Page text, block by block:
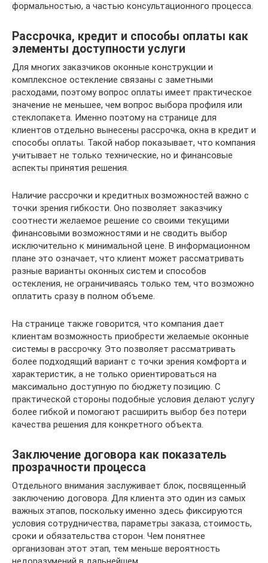
формальностью, а частью консультационного процесса.
Рассрочка, кредит и способы оплаты как
элементы доступности услуги
Для многих заказчиков оконные конструкции и
комплексное остекление связаны с заметными
расходами, поэтому вопрос оплаты имеет практическое
значение не меньшее, чем вопрос выбора профиля или
стеклопакета. Именно поэтому на странице для
клиентов отдельно вынесены рассрочка, окна в кредит и
способы оплаты. Такой набор показывает, что компания
учитывает не только технические, но и финансовые
аспекты принятия решения.
Наличие рассрочки и кредитных возможностей важно с
точки зрения гибкости. Оно позволяет заказчику
соотнести желаемое решение со своими текущими
финансовыми возможностями и не сводить выбор
исключительно к минимальной цене. В информационном
плане это означает, что клиент может рассматривать
разные варианты оконных систем и способов
остекления, не ограничиваясь только тем, что возможно
оплатить сразу в полном объеме.
На странице также говорится, что компания дает
клиентам возможность приобрести желаемые оконные
системы в рассрочку. Это позволяет рассматривать
более подходящий вариант с точки зрения комфорта и
характеристик, а не только ориентироваться на
максимально доступную по бюджету позицию. С
практической стороны подобные условия делают услугу
более гибкой и помогают расширить выбор без потери
качества решения для конкретного объекта.
Заключение договора как показатель
прозрачности процесса
Отдельного внимания заслуживает блок, посвященный
заключению договора. Для клиента это один из самых
важных этапов, поскольку именно здесь фиксируются
условия сотрудничества, параметры заказа, стоимость,
сроки и обязательства сторон. Чем понятнее
организован этот этап, тем меньше вероятность